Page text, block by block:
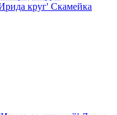
Скамейка